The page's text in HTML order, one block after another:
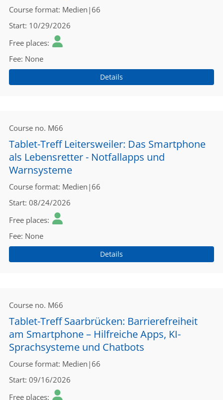
Course format Medien|66
Start 10/29/2026
Free places
Fee None
Details
Course no. M66
Tablet-Treff Leitersweiler: Das Smartphone
als Lebensretter - Notfallapps und
Warnsysteme
Course format Medien|66
Start 08/24/2026
Free places
Fee None
Details
Course no. M66
Tablet-Treff Saarbrücken: Barrierefreiheit
am Smartphone – Hilfreiche Apps, KI-
Sprachsysteme und Chatbots
Course format Medien|66
Start 09/16/2026
Free places